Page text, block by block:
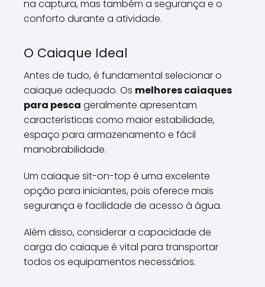
na captura, mas também a segurança e o
conforto durante a atividade.
O Caiaque Ideal
Antes de tudo, é fundamental selecionar o
caiaque adequado. Os melhores caiaques
para pesca geralmente apresentam
características como maior estabilidade,
espaço para armazenamento e fácil
manobrabilidade.
Um caiaque sit-on-top é uma excelente
opção para iniciantes, pois oferece mais
segurança e facilidade de acesso à água.
Além disso, considerar a capacidade de
carga do caiaque é vital para transportar
todos os equipamentos necessários.